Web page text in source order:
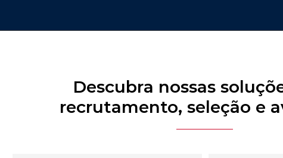
Descubra nossas
recrutamento, seleção e